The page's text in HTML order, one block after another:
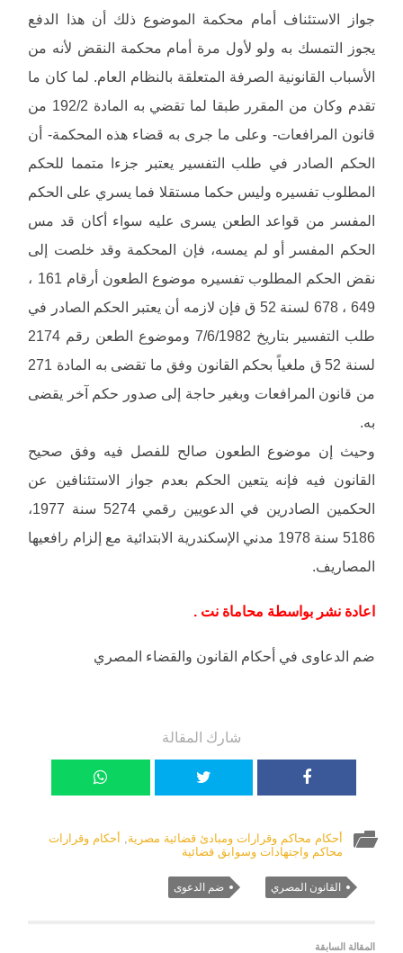
جواز الاستئناف أمام محكمة الموضوع ذلك أن هذا الدفع
يجوز التمسك به ولو لأول مرة أمام محكمة النقض لأنه من
الأسباب القانونية الصرفة المتعلقة بالنظام العام. لما كان ما
تقدم وكان من المقرر طبقا لما تقضي به المادة 192/2 من
قانون المرافعات- وعلى ما جرى به قضاء هذه المحكمة- أن
الحكم الصادر في طلب التفسير يعتبر جزءا متمما للحكم
المطلوب تفسيره وليس حكما مستقلا فما يسري على الحكم
المفسر من قواعد الطعن يسرى عليه سواء أكان قد مس
الحكم المفسر أو لم يمسه، فإن المحكمة وقد خلصت إلى
نقض الحكم المطلوب تفسيره موضوع الطعون أرقام 161 ،
649 ، 678 لسنة 52 ق فإن لازمه أن يعتبر الحكم الصادر في
طلب التفسير بتاريخ 7/6/1982 وموضوع الطعن رقم 2174
لسنة 52 ق ملغياً بحكم القانون وفق ما تقضى به المادة 271
من قانون المرافعات وبغير حاجة إلى صدور حكم آخر يقضى
به.
وحيث إن موضوع الطعون صالح للفصل فيه وفق صحيح
القانون فيه فإنه يتعين الحكم بعدم جواز الاستئنافين عن
الحكمين الصادرين في الدعويين رقمي 5274 سنة 1977،
5186 سنة 1978 مدني الإسكندرية الابتدائية مع إلزام رافعيها
المصاريف.
اعادة نشر بواسطة محاماة نت .
ضم الدعاوى في أحكام القانون والقضاء المصري
شارك المقالة
أحكام محاكم وقرارات ومبادئ قضائية مصرية
أحكام وقرارات
محاكم واجتهادات وسوابق قضائية
القانون المصري ضم الدعوى
المقالة السابقة